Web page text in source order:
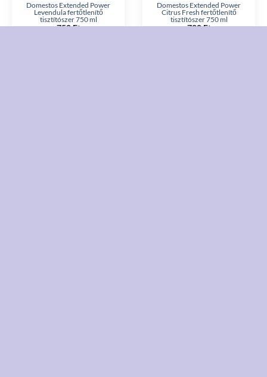
Domestos Extended Power
Levendula fertőtlenítő
tisztítószer 750 ml
750Ft
Domestos Extended Power
Citrus Fresh fertőtlenítő
tisztítószer 750 ml
720Ft